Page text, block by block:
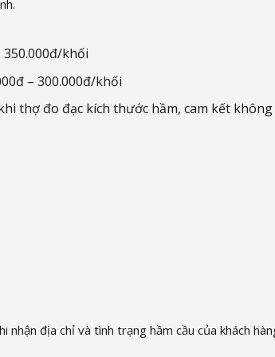
khối
– 300.000đ/khối
thợ đo đạc kích thước hầm, cam kết không
nhận địa chỉ và tình trạng hầm cầu của khách